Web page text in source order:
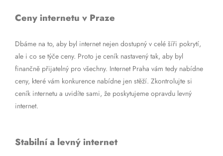
Ceny internetu v Praze
Dbáme na to, aby byl internet nejen dostupný v celé šíři pokrytí,
ale i co se týče ceny. Proto je ceník nastavený tak, aby byl
finančně přijatelný pro všechny. Internet Praha vám tedy nabídne
ceny, které vám konkurence nabídne jen stěží. Zkontrolujte si
ceník internetu a uvidíte sami, že poskytujeme opravdu levný
internet.
Stabilní a levný internet